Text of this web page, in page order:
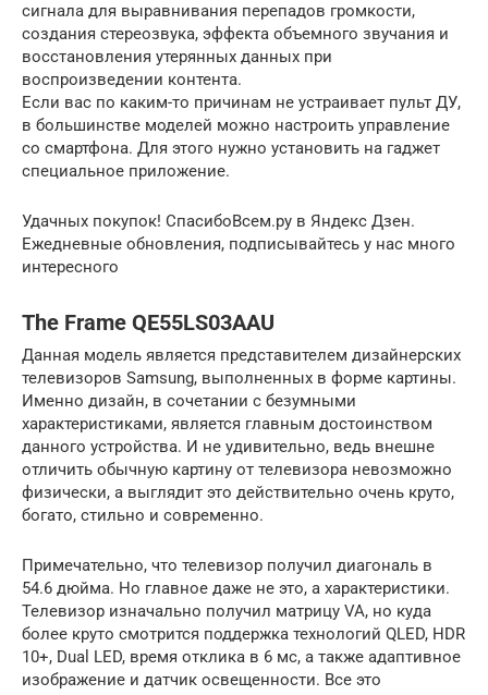
сигнала для выравнивания перепадов громкости,
создания стереозвука, эффекта объемного звучания и
восстановления утерянных данных при
воспроизведении контента.
Если вас по каким-то причинам не устраивает пульт ДУ,
в большинстве моделей можно настроить управление
со смартфона. Для этого нужно установить на гаджет
специальное приложение.
Удачных покупок! СпасибоВсем.ру в Яндекс Дзен.
Ежедневные обновления, подписывайтесь у нас много
интересного
The Frame QE55LS03AAU
Данная модель является представителем дизайнерских
телевизоров Samsung, выполненных в форме картины.
Именно дизайн, в сочетании с безумными
характеристиками, является главным достоинством
данного устройства. И не удивительно, ведь внешне
отличить обычную картину от телевизора невозможно
физически, а выглядит это действительно очень круто,
богато, стильно и современно.
Примечательно, что телевизор получил диагональ в
54.6 дюйма. Но главное даже не это, а характеристики.
Телевизор изначально получил матрицу VA, но куда
более круто смотрится поддержка технологий QLED, HDR
10+, Dual LED, время отклика в 6 мс, а также адаптивное
изображение и датчик освещенности. Все это